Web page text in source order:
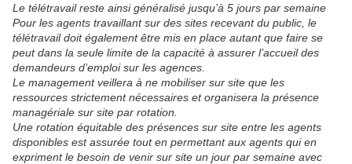
Le télétravail reste ainsi généralisé jusqu’à 5 jours par semaine
Pour les agents travaillant sur des sites recevant du public, le
télétravail doit également être mis en place autant que faire se
peut dans la seule limite de la capacité à assurer l’accueil des
demandeurs d’emploi sur les agences.
Le management veillera à ne mobiliser sur site que les
ressources strictement nécessaires et organisera la présence
managériale sur site par rotation.
Une rotation équitable des présences sur site entre les agents
disponibles est assurée tout en permettant aux agents qui en
expriment le besoin de venir sur site un jour par semaine avec